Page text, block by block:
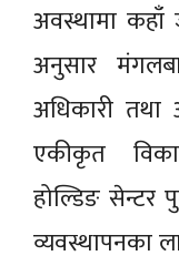
अवस्थामा कहाँ
अनुसार
अधिकारी तथा
एकीकृत
होल्डिङ सेन्टर
व्यवस्थापनका